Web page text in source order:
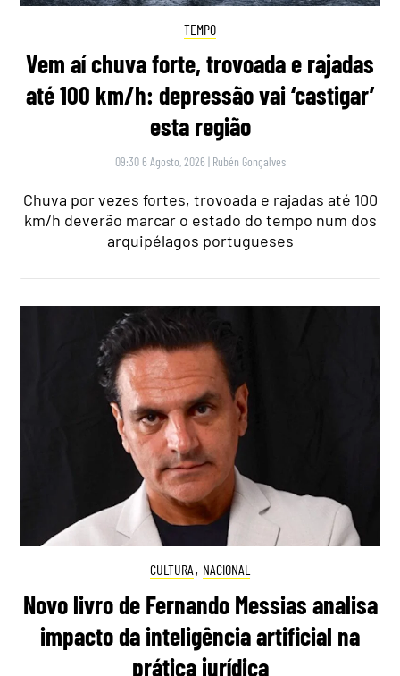
TEMPO
Vem aí chuva forte, trovoada e rajadas
até 100 km/h: depressão vai ‘castigar’
esta região
09:30 6 Agosto, 2026 | Rubén Gonçalves
Chuva por vezes fortes, trovoada e rajadas até 100
km/h deverão marcar o estado do tempo num dos
arquipélagos portugueses
CULTURA , NACIONAL
Novo livro de Fernando Messias analisa
impacto da inteligência artificial na
prática jurídica